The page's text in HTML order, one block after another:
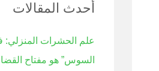
ث
ن
:
أحدث المقالات
علم الحشرات المنزلي:
السوس” هو مفتاح